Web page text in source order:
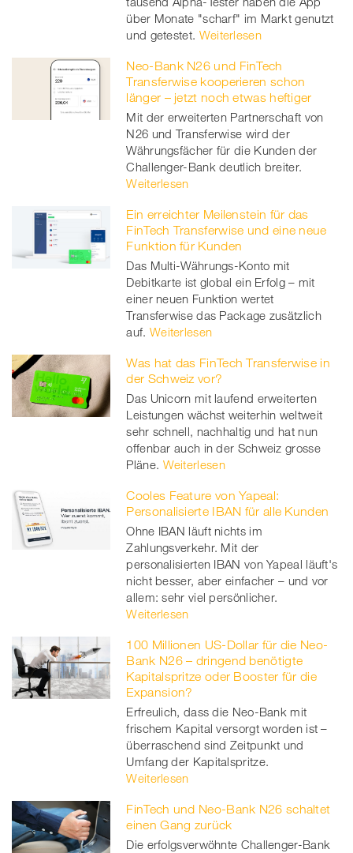
über Monate "scharf" im Markt genutzt
und getestet. Weiterlesen
Neo-Bank N26 und FinTech
Transferwise kooperieren schon
länger – jetzt noch etwas heftiger
Mit der erweiterten Partnerschaft von
N26 und Transferwise wird der
Währungsfächer für die Kunden der
Challenger-Bank deutlich breiter.
Weiterlesen
Ein erreichter Meilenstein für das
FinTech Transferwise und eine neue
Funktion für Kunden
Das Multi-Währungs-Konto mit
Debitkarte ist global ein Erfolg – mit
einer neuen Funktion wertet
Transferwise das Package zusätzlich
auf. Weiterlesen
Was hat das FinTech Transferwise in
der Schweiz vor?
Das Unicorn mit laufend erweiterten
Leistungen wächst weiterhin weltweit
sehr schnell, nachhaltig und hat nun
offenbar auch in der Schweiz grosse
Pläne. Weiterlesen
Cooles Feature von Yapeal:
Personalisierte IBAN für alle Kunden
Ohne IBAN läuft nichts im
Zahlungsverkehr. Mit der
personalisierten IBAN von Yapeal läuft's
nicht besser, aber einfacher – und vor
allem: sehr viel persönlicher.
Weiterlesen
100 Millionen US-Dollar für die Neo-
Bank N26 – dringend benötigte
Kapitalspritze oder Booster für die
Expansion?
Erfreulich, dass die Neo-Bank mit
frischem Kapital versorgt worden ist –
überraschend sind Zeitpunkt und
Umfang der Kapitalspritze.
Weiterlesen
FinTech und Neo-Bank N26 schaltet
einen Gang zurück
Die erfolgsverwöhnte Challenger-Bank